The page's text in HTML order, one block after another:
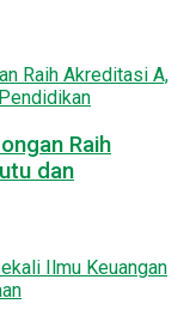
Raih
dan